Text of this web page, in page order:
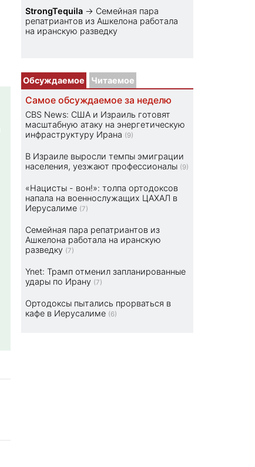
StrongTequila → Семейная пара
репатриантов из Ашкелона работала
на иранскую разведку
Обсуждаемое Читаемое
Самое обсуждаемое за неделю
CBS News: США и Израиль готовят
масштабную атаку на энергетическую
инфраструктуру Ирана (9)
В Израиле выросли темпы эмиграции
населения, уезжают профессионалы (9)
«Нацисты - вон!»: толпа ортодоксов
напала на военнослужащих ЦАХАЛ в
Иерусалиме (7)
Семейная пара репатриантов из
Ашкелона работала на иранскую
разведку (7)
Ynet: Трамп отменил запланированные
удары по Ирану (7)
Ортодоксы пытались прорваться в
кафе в Иерусалиме (6)